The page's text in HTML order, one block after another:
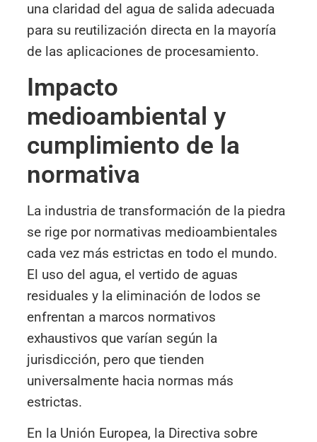
una claridad del agua de salida adecuada
para su reutilización directa en la mayoría
de las aplicaciones de procesamiento.
Impacto
medioambiental y
cumplimiento de la
normativa
La industria de transformación de la piedra
se rige por normativas medioambientales
cada vez más estrictas en todo el mundo.
El uso del agua, el vertido de aguas
residuales y la eliminación de lodos se
enfrentan a marcos normativos
exhaustivos que varían según la
jurisdicción, pero que tienden
universalmente hacia normas más
estrictas.
En la Unión Europea, la Directiva sobre